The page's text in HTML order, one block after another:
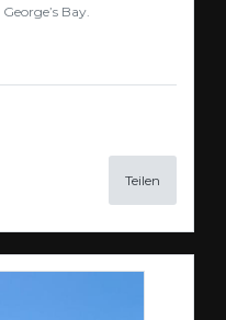
Bay.
Teilen